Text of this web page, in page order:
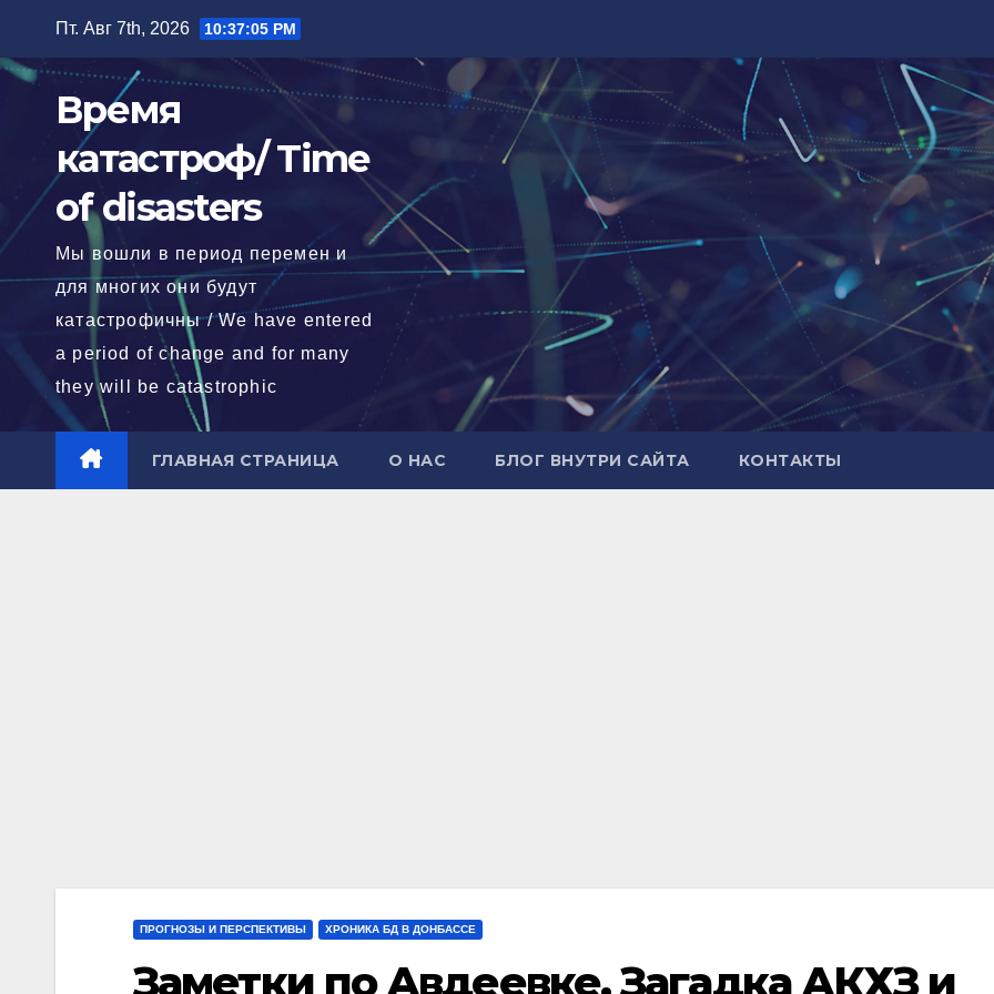
содержимому
Пт. Авг 7th, 2026 10:37:07 PM
Время
катастроф/ Time
of disasters
Мы вошли в период перемен и
для многих они будут
катастрофичны / We have entered
a period of change and for many
they will be catastrophic
ГЛАВНАЯ СТРАНИЦА О НАС БЛОГ ВНУТРИ САЙТА КОНТАКТЫ
ПРОГНОЗЫ И ПЕРСПЕКТИВЫ ХРОНИКА БД В ДОНБАССЕ
Заметки по Авдеевке. Загадка АКХЗ и